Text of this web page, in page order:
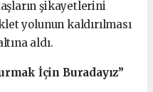
şikayetlerini
yolunun kaldırılması
aldı.
İçin Buradayız”